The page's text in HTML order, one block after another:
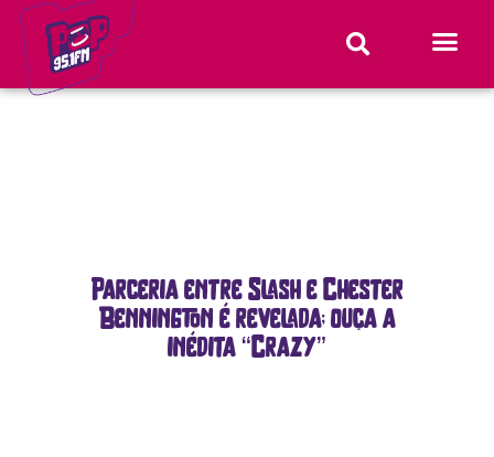
Parceria entre Slash e Chester
Bennington é revelada; ouça a
inédita “Crazy”